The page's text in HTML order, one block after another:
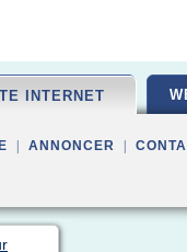
INTERNET
ANNONCER